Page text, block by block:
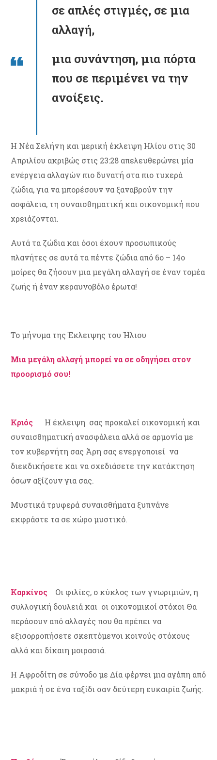
σε απλές στιγμές, σε μια
αλλαγή,
μια συνάντηση, μια πόρτα
που σε περιμένει να την
ανοίξεις.
Η Νέα Σελήνη και μερική έκλειψη Ηλίου στις 30
Απριλίου ακριβώς στις 23:28 απελευθερώνει μία
ενέργεια αλλαγών πιο δυνατή στα πιο τυχερά
ζώδια, για να μπορέσουν να ξαναβρούν την
ασφάλεια, τη συναισθηματική και οικονομική που
χρειάζονται.
Αυτά τα ζώδια και όσοι έχουν προσωπικούς
πλανήτες σε αυτά τα πέντε ζώδια από 6ο – 14ο
μοίρες θα ζήσουν μια μεγάλη αλλαγή σε έναν τομέα
ζωής ή έναν κεραυνοβόλο έρωτα!
Το μήνυμα της Έκλειψης του Ήλιου
Μια μεγάλη αλλαγή μπορεί να σε οδηγήσει στον
προορισμό σου!
Κριός
Η έκλειψη σας προκαλεί οικονομική και
συναισθηματική ανασφάλεια αλλά σε αρμονία με
τον κυβερνήτη σας Άρη σας ενεργοποιεί να
διεκδικήσετε και να σχεδιάσετε την κατάκτηση
όσων αξίζουν για σας.
Μυστικά τρυφερά συναισθήματα ξυπνάνε
εκφράστε τα σε χώρο μυστικό.
Καρκίνος
Οι φιλίες, ο κύκλος των γνωριμιών, η
συλλογική δουλειά και οι οικονομικοί στόχοι Θα
περάσουν από αλλαγές που θα πρέπει να
εξισορροπήσετε σκεπτόμενοι κοινούς στόχους
αλλά και δίκαιη μοιρασιά.
Η Αφροδίτη σε σύνοδο με Δία φέρνει μια αγάπη από
μακριά ή σε ένα ταξίδι σαν δεύτερη ευκαιρία ζωής.